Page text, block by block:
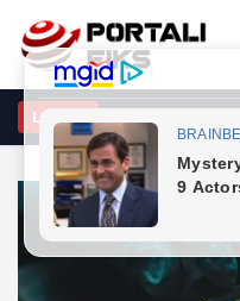
LAJME
Bosnja më “poshtë” se